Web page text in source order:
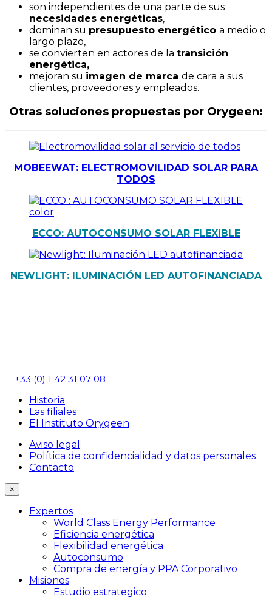
son independientes de una parte de sus
necesidades energéticas,
dominan su presupuesto energético a medio o
largo plazo,
se convierten en actores de la transición
energética,
mejoran su imagen de marca de cara a sus
clientes, proveedores y empleados.
Otras soluciones propuestas por Orygeen:
MOBEEWAT: ELECTROMOVILIDAD SOLAR PARA
TODOS
ECCO: AUTOCONSUMO SOLAR FLEXIBLE
NEWLIGHT: ILUMINACIÓN LED AUTOFINANCIADA
+33 (0) 1 42 31 07 08
Historia
Las filiales
El Instituto Orygeen
Aviso legal
Política de confidencialidad y datos personales
Contacto
×
Expertos
World Class Energy Performance
Eficiencia energética
Flexibilidad energética
Autoconsumo
Compra de energía y PPA Corporativo
Misiones
Estudio estrategico